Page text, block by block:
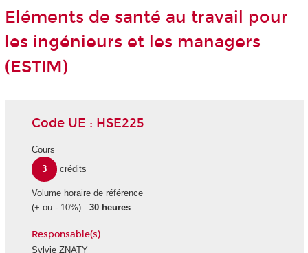
Eléments de santé au travail pour
les ingénieurs et les managers
(ESTIM)
Code UE : HSE225
Cours
3
crédits
Volume horaire de référence
(+ ou - 10%) : 30 heures
Responsable(s)
Sylvie ZNATY